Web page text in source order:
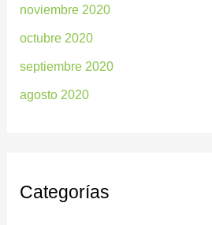
noviembre 2020
octubre 2020
septiembre 2020
agosto 2020
Categorías